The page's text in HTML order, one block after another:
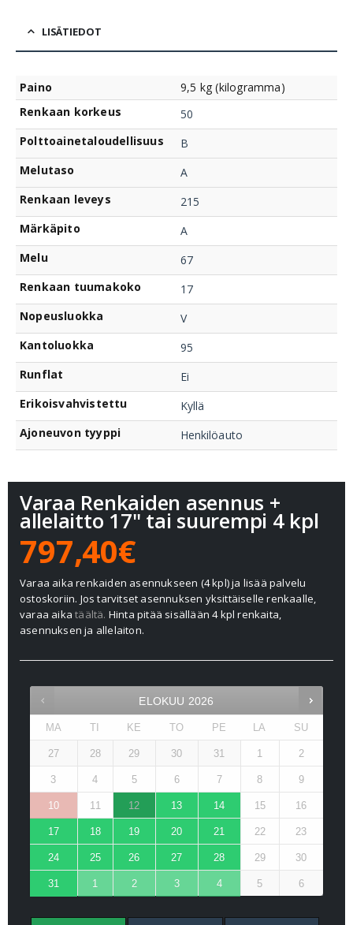
LISÄTIEDOT
Paino
9,5 kg (kilogramma)
Renkaan korkeus
50
Polttoainetaloudellisuus
B
Melutaso
A
Renkaan leveys
215
Märkäpito
A
Melu
67
Renkaan tuumakoko
17
Nopeusluokka
V
Kantoluokka
95
Runflat
Ei
Erikoisvahvistettu
Kyllä
Ajoneuvon tyyppi
Henkilöauto
Varaa Renkaiden asennus +
allelaitto 17" tai suurempi 4 kpl
797,40€
Varaa aika renkaiden asennukseen (4 kpl) ja lisää palvelu
ostoskoriin. Jos tarvitset asennuksen yksittäiselle renkaalle,
varaa aikatäältä. Hinta pitää sisällään 4 kpl renkaita,
asennuksen ja allelaiton.
ELOKUU 2026
MA TI KE TO PE LA SU
27 28 29 30 31 1 2
3 4 5 6 7 8 9
10 11 12 13 14 15 16
17 18 19 20 21 22 23
24 25 26 27 28 29 30
31 1 2 3 4 5 6